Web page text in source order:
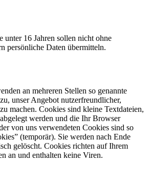
unter 16 Jahren sollen nicht ohne
persönliche Daten übermitteln.
an mehreren Stellen so genannte
unser Angebot nutzerfreundlicher,
machen. Cookies sind kleine Textdateien,
werden und die Ihr Browser
von uns verwendeten Cookies sind so
(temporär). Sie werden nach Ende
gelöscht. Cookies richten auf Ihrem
an und enthalten keine Viren.